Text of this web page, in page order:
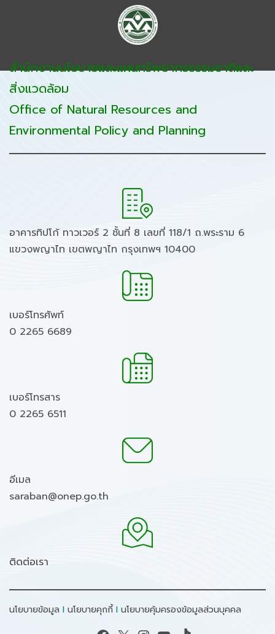
สำนักงานนโยบายและแผนทรัพยากรธรรมชาติและ
สิ่งแวดล้อม
Office of Natural Resources and
Environmental Policy and Planning
อาคารทิปโก้ ทาวเวอร์ 2 ชั้นที่ 8 เลขที่ 118/1 ถ.พระราม 6
แขวงพญาไท เขตพญาไท กรุงเทพฯ 10400
เบอร์โทรศัพท์
0 2265 6689
เบอร์โทรสาร
0 2265 6511
อีเมล
saraban@onep.go.th
ติดต่อเรา
นโยบายข้อมูล I นโยบายคุกกี้ I นโยบายคุ้มครองข้อมูลส่วนบุคคล